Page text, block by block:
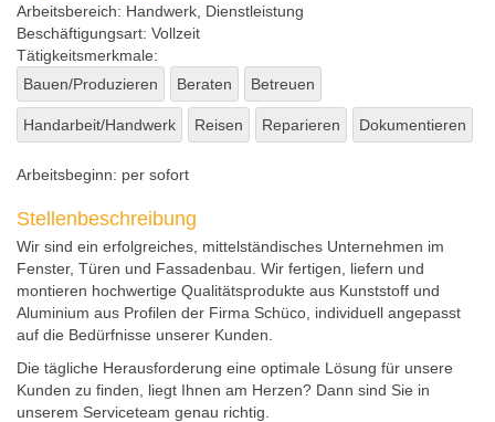
Arbeitsbereich: Handwerk , Dienstleistung
Beschäftigungsart: Vollzeit
Tätigkeitsmerkmale:
Bauen/Produzieren
Beraten Betreuen
Handarbeit/Handwerk Reisen Reparieren Dokumentieren
Arbeitsbeginn: per sofort
Stellenbeschreibung
Wir sind ein erfolgreiches, mittelständisches Unternehmen im
Fenster, Türen und Fassadenbau. Wir fertigen, liefern und
montieren hochwertige Qualitätsprodukte aus Kunststoff und
Aluminium aus Profilen der Firma Schüco, individuell angepasst
auf die Bedürfnisse unserer Kunden.
Die tägliche Herausforderung eine optimale Lösung für unsere
Kunden zu finden, liegt Ihnen am Herzen? Dann sind Sie in
unserem Serviceteam genau richtig.